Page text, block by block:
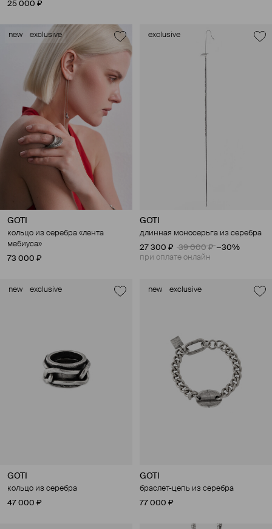
25 000 ₽
new exclusive
GOTI
кольцо из серебра «лента
мебиуса»
73 000 ₽
exclusive
GOTI
длинная моносерьга из серебра
27 300 ₽
39 000 ₽ −30%
при оплате онлайн
new exclusive
GOTI
кольцо из серебра
47 000 ₽
new exclusive
GOTI
браслет-цепь из серебра
77 000 ₽